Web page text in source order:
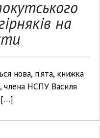
на
нова, п’ята, книжка
члена НСПУ Василя
[…]